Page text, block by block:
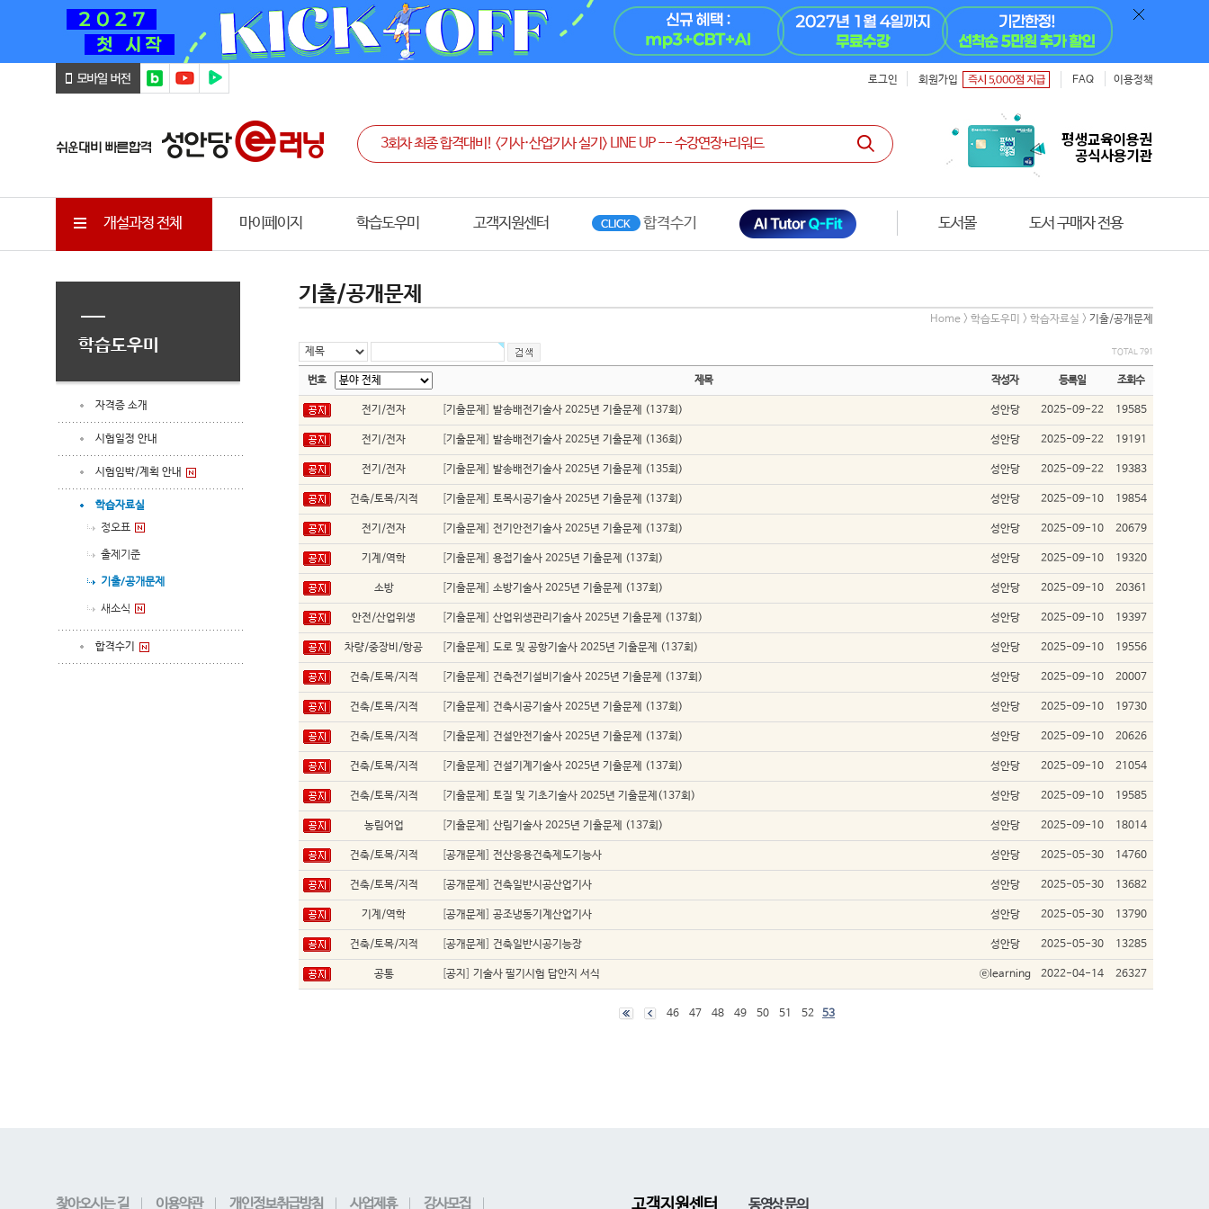
로그인 회원가입 FAQ 이용정책
개설과정 전체 마이페이지 학습도우미 고객지원센터 도서몰 온라인 모의고사
학습도우미
자격증 소개
시험일정 안내
시험임박/계획 안내
학습자료실
정오표
출제기준
기출/공개문제
새소식
합격수기
기출/공개문제
Home > 학습도우미 > 학습자료실 > 기출/공개문제
TOTAL 791
번호 제목 작성자 등록일 조회수
전기/전자 기출문제 발송배전기술사 2025년 기출문제 (137회) 성안당 2025-09-22 19585
전기/전자 기출문제 발송배전기술사 2025년 기출문제 (136회) 성안당 2025-09-22 19191
전기/전자 기출문제 발송배전기술사 2025년 기출문제 (135회) 성안당 2025-09-22 19383
건축/토목/지적 기출문제 토목시공기술사 2025년 기출문제 (137회) 성안당 2025-09-10 19854
전기/전자 기출문제 전기안전기술사 2025년 기출문제 (137회) 성안당 2025-09-10 20679
기계/역학 기출문제 용접기술사 2025년 기출문제 (137회) 성안당 2025-09-10 19320
소방 기출문제 소방기술사 2025년 기출문제 (137회) 성안당 2025-09-10 20361
안전/산업위생 기출문제 산업위생관리기술사 2025년 기출문제 (137회) 성안당 2025-09-10 19397
차량/중장비/항공 기출문제 도로 및 공항기술사 2025년 기출문제 (137회) 성안당 2025-09-10 19556
건축/토목/지적 기출문제 건축전기설비기술사 2025년 기출문제 (137회) 성안당 2025-09-10 20007
건축/토목/지적 기출문제 건축시공기술사 2025년 기출문제 (137회) 성안당 2025-09-10 19730
건축/토목/지적 기출문제 건설안전기술사 2025년 기출문제 (137회) 성안당 2025-09-10 20626
건축/토목/지적 기출문제 건설기계기술사 2025년 기출문제 (137회) 성안당 2025-09-10 21054
건축/토목/지적 기출문제 토질 및 기초기술사 2025년 기출문제(137회) 성안당 2025-09-10 19585
농림어업 기출문제 산림기술사 2025년 기출문제 (137회) 성안당 2025-09-10 18014
건축/토목/지적 공개문제 전산응용건축제도기능사 성안당 2025-05-30 14760
건축/토목/지적 공개문제 건축일반시공산업기사 성안당 2025-05-30 13682
기계/역학 공개문제 공조냉동기계산업기사 성안당 2025-05-30 13790
건축/토목/지적 공개문제 건축일반시공기능장 성안당 2025-05-30 13285
공통 공지 기술사 필기시험 답안지 서식 ⓔlearning 2022-04-14 26327
46 47 48 49 50 51 52 53
찾아오시는 길 이용약관 개인정보취급방침 사업제휴 강사모집 고객지원센터 동영상 문의